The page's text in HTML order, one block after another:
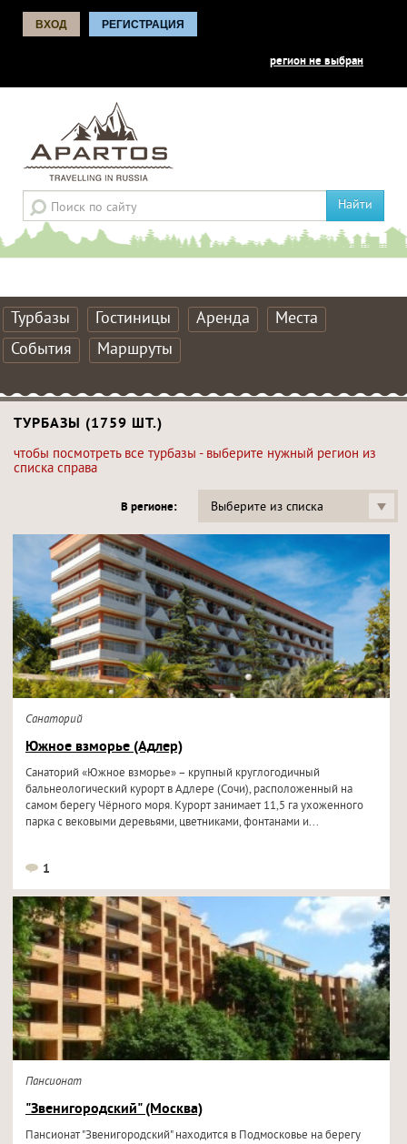
ВХОД РЕГИСТРАЦИЯ
регион не выбран
Найти
Турбазы Гостиницы Аренда
Места
События
Маршруты
ТУРБАЗЫ (1759 ШТ.)
чтобы посмотреть все турбазы - выберите нужный регион из
списка справа
В регионе: Выберите из списка
Санаторий
Южное взморье (Адлер)
Санаторий «Южное взморье» – крупный круглогодичный
бальнеологический курорт в Адлере (Сочи), расположенный на
самом берегу Чёрного моря. Курорт занимает 11,5 га ухоженного
парка с вековыми деревьями, цветниками, фонтанами и...
1
Пансионат
"Звенигородский" (Москва)
Пансионат "Звенигородский" находится в Подмосковье на берегу